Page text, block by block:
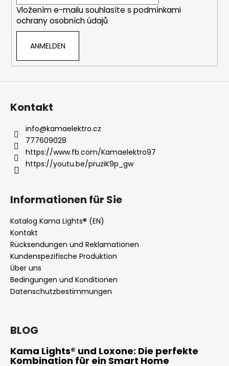
Vložením e-mailu souhlasíte s podmínkami
ochrany osobních údajů
ANMELDEN
Kontakt
info@kamaelektro.cz
777609028
https://www.fb.com/Kamaelektro97
https://youtu.be/pruziK9p_gw
Informationen für Sie
Katalog Kama Lights® (EN)
Kontakt
Rücksendungen und Reklamationen
Kundenspezifische Produktion
Über uns
Bedingungen und Konditionen
Datenschutzbestimmungen
BLOG
Kama Lights® und Loxone: Die perfekte
Kombination für ein Smart Home